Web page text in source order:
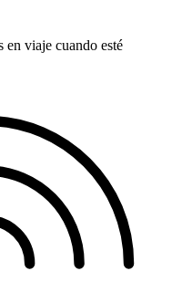
en viaje cuando esté